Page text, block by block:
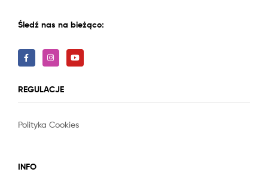
Śledź nas na bieżąco:
REGULACJE
Polityka Cookies
INFO